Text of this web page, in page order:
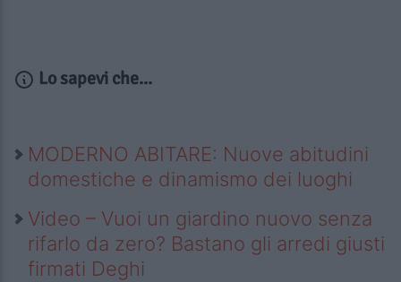
Lo sapevi che...
MODERNO ABITARE: Nuove abitudini
domestiche e dinamismo dei luoghi
Video – Vuoi un giardino nuovo senza
rifarlo da zero? Bastano gli arredi giusti
firmati Deghi